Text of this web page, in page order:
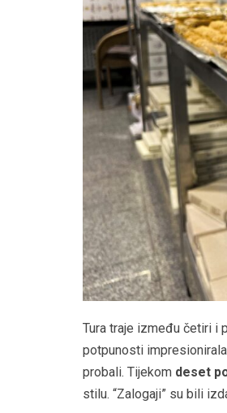
Tura traje između četiri i
potpunosti
probali. Tijekom deset
stilu. “Zalogaji” su bili